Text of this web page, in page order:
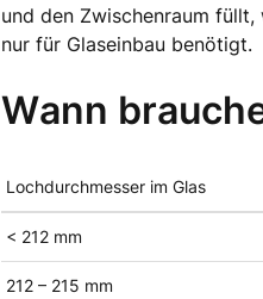
und den Zwischenraum
nur für Glaseinbau benötigt.
Wann
Lochdurchmesser im Glas
< 212 mm
212 – 215 mm